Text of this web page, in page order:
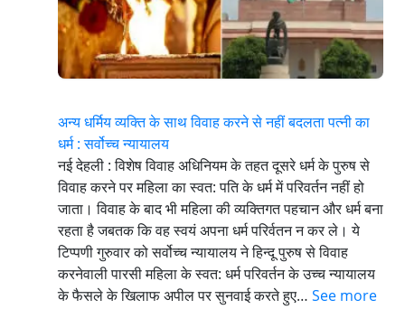
अन्य धर्मिय व्यक्ति के साथ विवाह करने से नहीं बदलता पत्नी का
धर्म : सर्वोच्च न्यायालय
नई देहली : विशेष विवाह अधिनियम के तहत दूसरे धर्म के पुरुष से
विवाह करने पर महिला का स्वत: पति के धर्म में परिवर्तन नहीं हो
जाता। विवाह के बाद भी महिला की व्यक्तिगत पहचान और धर्म बना
रहता है जबतक कि वह स्वयं अपना धर्म परिर्वतन न कर ले। ये
टिप्पणी गुरुवार को सर्वोच्च न्यायालय ने हिन्दू पुरुष से विवाह
करनेवाली पारसी महिला के स्वत: धर्म परिवर्तन के उच्च न्यायालय
के फैसले के खिलाफ अपील पर सुनवाई करते हुए… See more